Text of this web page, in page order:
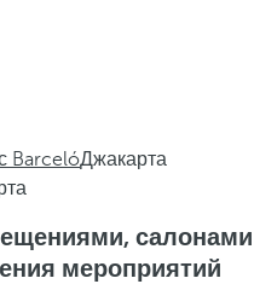
BarcelóДжакарта
салонами
мероприятий